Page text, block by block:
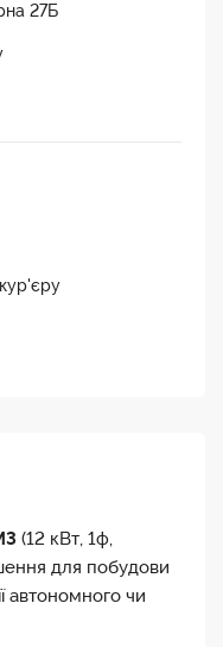
27Б
(12 кВт, 1ф,
для побудови
автономного чи